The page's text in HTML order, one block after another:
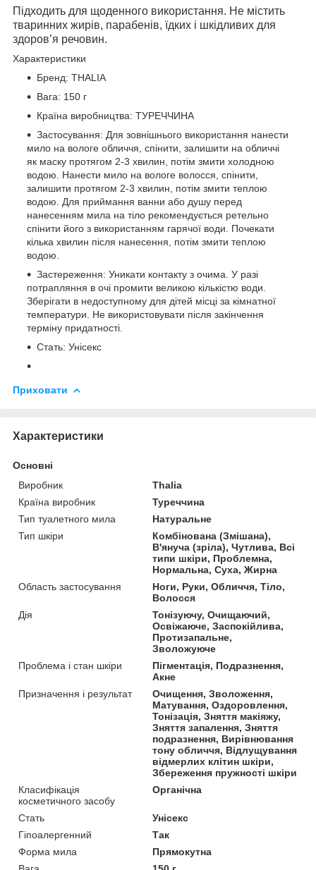
Підходить для щоденного використання. Не містить
тваринних жирів, парабенів, їдких і шкідливих для
здоров’я речовин.
Характеристики
Бренд: THALIA
Вага: 150 г
Країна виробництва: ТУРЕЧЧИНА
Застосування: Для зовнішнього використання нанести
мило на вологе обличчя, спінити, залишити на обличчі
як маску протягом 2-3 хвилин, потім змити холодною
водою. Нанести мило на вологе волосся, спінити,
залишити протягом 2-3 хвилин, потім змити теплою
водою. Для приймання ванни або душу перед
нанесенням мила на тіло рекомендується ретельно
спінити його з використанням гарячої води. Почекати
кілька хвилин після нанесення, потім змити теплою
водою.
Застереження: Уникати контакту з очима. У разі
потрапляння в очі промити великою кількістю води.
Зберігати в недоступному для дітей місці за кімнатної
температури. Не використовувати після закінчення
терміну придатності.
Стать: Унісекс
Приховати
Характеристики
Основні
Виробник
Thalia
Країна виробник
Туреччина
Тип туалетного мила
Натуральне
Тип шкіри
Комбінована (Змішана),
В'януча (зріла), Чутлива, Всі
типи шкіри, Проблемна,
Нормальна, Суха, Жирна
Область застосування
Ноги, Руки, Обличчя, Тіло,
Волосся
Дія
Тонізуючу, Очищаючий,
Освіжаюче, Заспокійлива,
Протизапальне,
Зволожуюче
Проблема і стан шкіри
Пігментація, Подразнення,
Акне
Призначення і результат
Очищення, Зволоження,
Матування, Оздоровлення,
Тонізація, Зняття макіяжу,
Зняття запалення, Зняття
подразнення, Вирівнювання
тону обличчя, Відлущування
відмерлих клітин шкіри,
Збереження пружності шкіри
Класифікація
косметичного засобу
Органічна
Стать
Унісекс
Гіпоалергенний
Так
Форма мила
Прямокутна